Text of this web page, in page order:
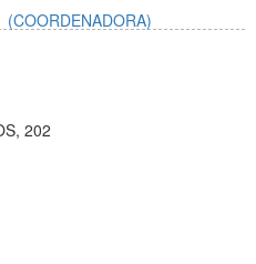
(COORDENADORA)
202